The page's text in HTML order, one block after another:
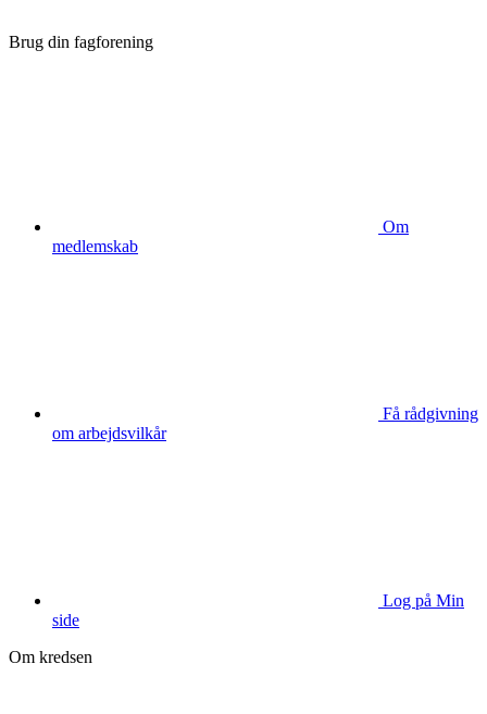
Brug din fagforening
Om
medlemskab
Få rådgivning
om arbejdsvilkår
Log på Min
side
Om kredsen